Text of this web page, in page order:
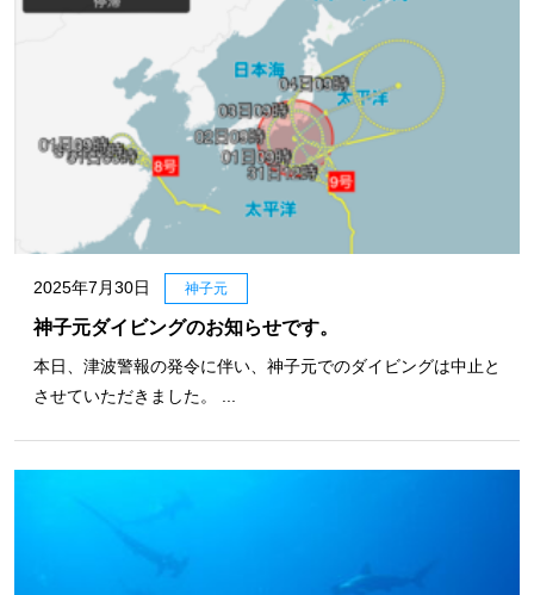
2025年7月30日 神子元
神子元ダイビングのお知らせです。
本日、津波警報の発令に伴い、神子元でのダイビングは中止と
させていただきました。 ...